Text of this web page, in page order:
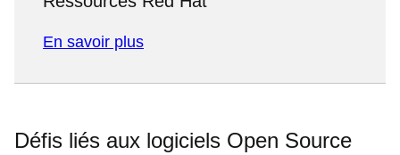
En savoir plus
Défis liés aux logiciels Open Source